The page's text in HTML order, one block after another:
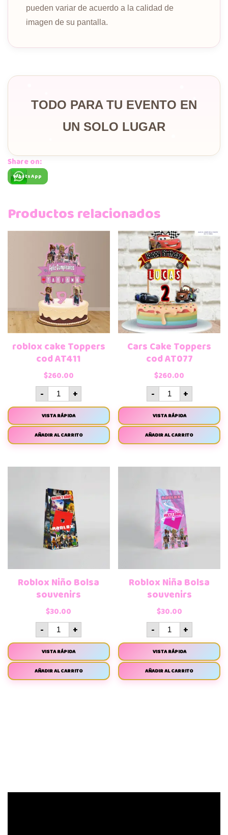
pueden variar de acuerdo a la calidad de
imagen de su pantalla.
TODO PARA TU EVENTO EN
UN SOLO LUGAR
Share on:
WhatsApp
Productos relacionados
roblox cake Toppers
cod AT411
$260.00
- +
VISTA RÁPIDA
AÑADIR AL CARRITO
Cars Cake Toppers
cod AT077
$260.00
- +
VISTA RÁPIDA
AÑADIR AL CARRITO
Roblox Niño Bolsa
souvenirs
$30.00
- +
VISTA RÁPIDA
AÑADIR AL CARRITO
Roblox Niña Bolsa
souvenirs
$30.00
- +
VISTA RÁPIDA
AÑADIR AL CARRITO